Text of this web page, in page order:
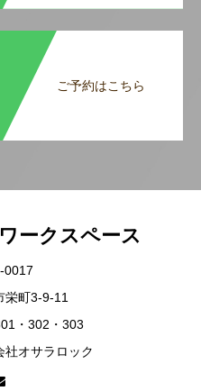
ご予約はこちら
ークスペース
0017
栄町3-9-11
・302・303
社オサラロック